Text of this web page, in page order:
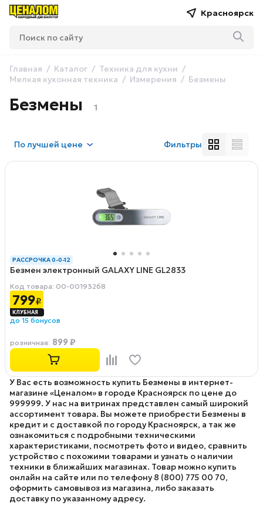
Красноярск
Главная Каталог
Техника для кухни
Мелкая кухонная техника
Измерения Безмены
Безмены 1
Получшей цене Фильтры
РАССРОЧКА 0-0-12
Безмен электронный GALAXY LINE GL2833
Код товара: 00-00193268
799₽
до 15 бонусов
розничная: 899 ₽
У Вас есть возможность купить Безмены в интернет-
магазине «Ценалом» в городе Красноярск по цене до
999999. У нас на витринах представлен самый широкий
ассортимент товара. Вы можете приобрести Безмены в
кредит и с доставкой по городу Красноярск, а так же
ознакомиться с подробными техническими
характеристиками, посмотреть фото и видео, сравнить
устройство с похожими товарами и узнать о наличии
техники в ближайших магазинах. Товар можно купить
онлайн на сайте или по телефону 8 (800) 775 00 70,
оформить самовывоз из магазина, либо заказать
доставку по указанному адресу.